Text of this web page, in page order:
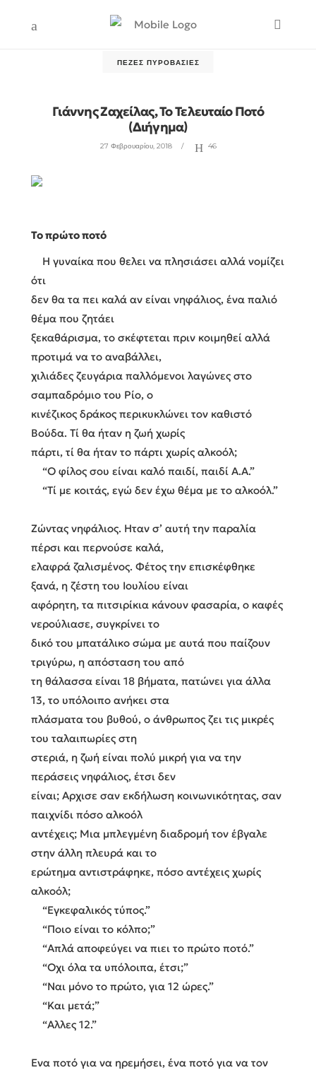
ΠΕΖΈΣ ΠΥΡΟΒΑΣΊΕΣ
Γιάννης Ζαχείλας, Το Τελευταίο Ποτό
(διήγημα)
27 Φεβρουαρίου, 2018 46
Το πρώτο ποτό
Η γυναίκα που θελει να πλησιάσει αλλά νομίζει
ότι
δεν θα τα πει καλά αν είναι νηφάλιος, ένα παλιό
θέμα που ζητάει
ξεκαθάρισμα, το σκέφτεται πριν κοιμηθεί αλλά
προτιμά να το αναβάλλει,
χιλιάδες ζευγάρια παλλόμενοι λαγώνες στο
σαμπαδρόμιο του Ρίο, ο
κινέζικος δράκος περικυκλώνει τον καθιστό
Βούδα. Τί θα ήταν η ζωή χωρίς
πάρτι, τί θα ήταν το πάρτι χωρίς αλκοόλ;
“Ο φίλος σου είναι καλό παιδί, παιδί Α.Α.”
“Τί με κοιτάς, εγώ δεν έχω θέμα με το αλκοόλ.”
Ζώντας νηφάλιος. Ηταν σ’ αυτή την παραλία
πέρσι και περνούσε καλά,
ελαφρά ζαλισμένος. Φέτος την επισκέφθηκε
ξανά, η ζέστη του Ιουλίου είναι
αφόρητη, τα πιτσιρίκια κάνουν φασαρία, ο καφές
νερούλιασε, συγκρίνει το
δικό του μπατάλικο σώμα με αυτά που παίζουν
τριγύρω, η απόσταση του από
τη θάλασσα είναι 18 βήματα, πατώνει για άλλα
13, το υπόλοιπο ανήκει στα
πλάσματα του βυθού, ο άνθρωπος ζει τις μικρές
του ταλαιπωρίες στη
στεριά, η ζωή είναι πολύ μικρή για να την
περάσεις νηφάλιος, έτσι δεν
είναι; Αρχισε σαν εκδήλωση κοινωνικότητας, σαν
παιχνίδι πόσο αλκοόλ
αντέχεις; Μια μπλεγμένη διαδρομή τον έβγαλε
στην άλλη πλευρά και το
ερώτημα αντιστράφηκε, πόσο αντέχεις χωρίς
αλκοόλ;
“Εγκεφαλικός τύπος.”
“Ποιο είναι το κόλπο;”
“Απλά αποφεύγει να πιει το πρώτο ποτό.”
“Οχι όλα τα υπόλοιπα, έτσι;”
“Ναι μόνο το πρώτο, για 12 ώρες.”
“Και μετά;”
“Αλλες 12.”
Ενα ποτό για να ηρεμήσει, ένα ποτό για να τον